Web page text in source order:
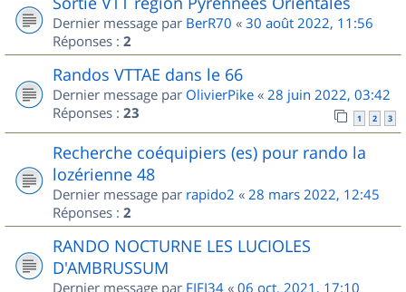
Dernier message par BerR70 « 30 août 2022, 11:56
Réponses : 2
Randos VTTAE dans le 66
Dernier message par OlivierPike « 28 juin 2022, 03:42
Réponses : 23 1 2 3
Recherche coéquipiers (es) pour rando la
lozérienne 48
Dernier message par rapido2 « 28 mars 2022, 12:45
Réponses : 2
RANDO NOCTURNE LES LUCIOLES
D'AMBRUSSUM
Dernier message par FIFI34 « 06 oct. 2021, 17:10